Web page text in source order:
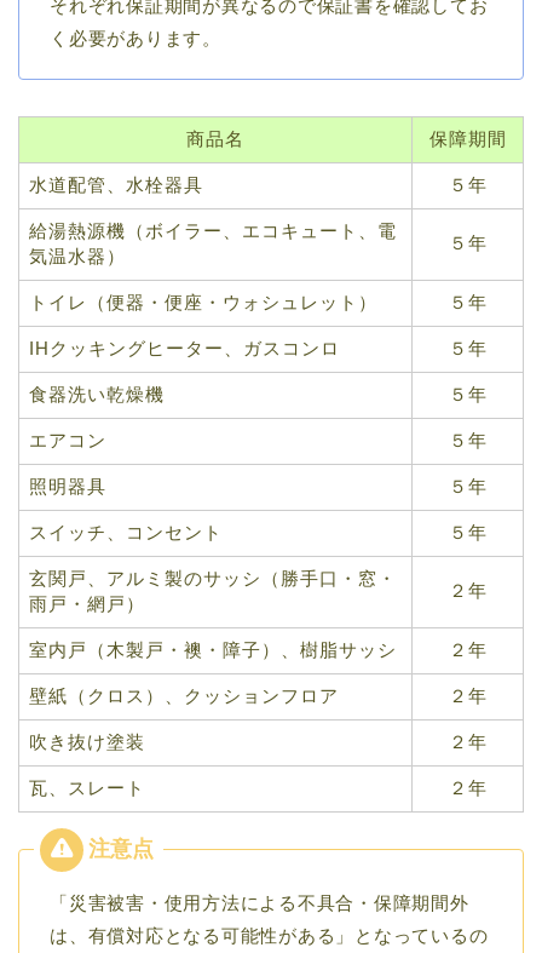
それぞれ保証期間が異なるので保証書を確認してお
く必要があります。
商品名 保障期間
水道配管、水栓器具 ５年
給湯熱源機（ボイラー、エコキュート、電
気温水器）
５年
トイレ（便器・便座・ウォシュレット） ５年
IHクッキングヒーター、ガスコンロ ５年
食器洗い乾燥機 ５年
エアコン ５年
照明器具 ５年
スイッチ、コンセント ５年
玄関戸、アルミ製のサッシ（勝手口・窓・
雨戸・網戸）
２年
室内戸（木製戸・襖・障子）、樹脂サッシ ２年
壁紙（クロス）、クッションフロア ２年
吹き抜け塗装 ２年
瓦、スレート ２年
「災害被害・使用方法による不具合・保障期間外
は、有償対応となる可能性がある」となっているの